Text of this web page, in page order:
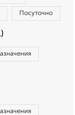
Посуточно